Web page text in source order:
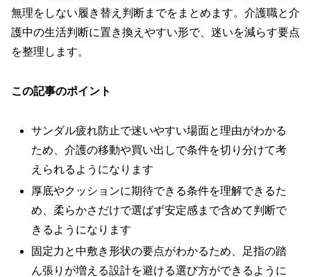
無理をしない履き替え判断までをまとめます。介護職と介
護中の生活判断に置き換えやすい形で、迷いを減らす要点
を整理します。
この記事のポイント
サンダル疲れ防止で迷いやすい場面と理由がわかる
ため、介護の移動や買い出しで条件を切り分けて考
えられるようになります
厚底やクッションに期待できる条件を理解できるた
め、柔らかさだけで選ばず安定感まで含めて判断で
きるようになります
固定力と中敷き形状の要点がわかるため、足指の踏
ん張りが増える設計を避ける選び方ができるように